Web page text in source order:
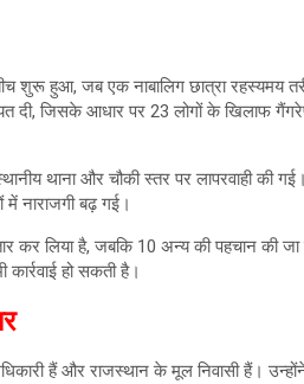
शुरू हुआ, जब एक नाबालिग छात्रा रहस्यमय
दी, जिसके आधार पर 23 लोगों के खिलाफ
थाना और चौकी स्तर पर लापरवाही की
में नाराजगी बढ़ गई।
कर लिया है, जबकि 10 अन्य की पहचान की
हो सकती है।
हैं और राजस्थान के मूल निवासी हैं।